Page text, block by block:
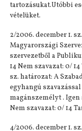
tartozásukat.Utóbbi
vételüket.
2/2006. december 1.
Magyarországi
szervezetből a
14 Nem szavazat: 0/
sz. határozat: A
egyhangú
magánszemélyt . Igen
Nem szavazat: 0/ 14
4/2006. december 1.